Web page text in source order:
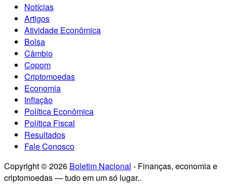
Notícias
Artigos
Atividade Econômica
Bolsa
Câmbio
Copom
Criptomoedas
Economia
Inflação
Política Econômica
Política Fiscal
Resultados
Fale Conosco
Copyright © 2026 Boletim Nacional - Finanças, economia e
criptomoedas — tudo em um só lugar..